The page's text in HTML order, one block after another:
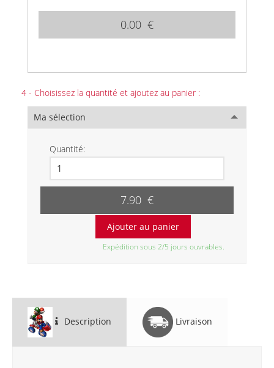
0.00 €
4 - Choisissez la quantité et ajoutez au panier :
Ma sélection
Quantité:
7.90 €
Expédition sous 2/5 jours ouvrables.
Description Livraison